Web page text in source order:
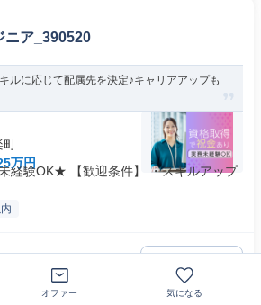
ニア_390520
ルに応じて配属先を決定♪キャリアアップも
町
万円
経験OK★ 【歓迎条件】 ・​スキルアップ
オファー 気になる